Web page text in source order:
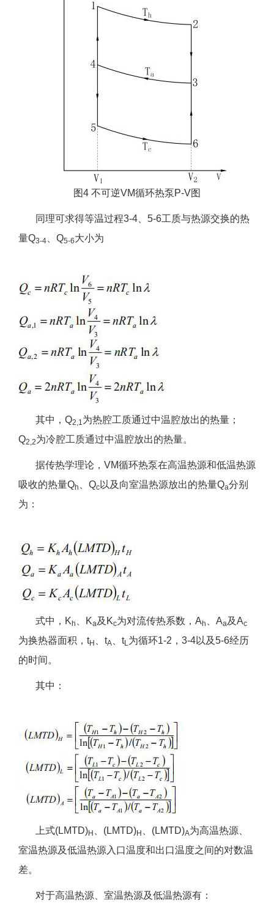
图4 不可逆VM循环热泵P-V图
同理可求得等温过程3-4、5-6工质与热源交换的热
量Q3-4 、Q5-6大小为
其中，Q2,1为热腔工质通过中温腔放出的热量；
Q2,2为冷腔工质通过中温腔放出的热量。
据传热学理论，VM循环热泵在高温热源和低温热源
吸收的热量Qh 、Qc 以及向室温热源放出的热量Qa分别
为：
式中，K h 、Ka及Kc为对流传热系数，A h 、Aa及Ac
为换热器面积，tH 、tA 、tL为循环1-2，3-4以及5-6经历
的时间。
其中：
上式(LMTD)H 、(LMTD)H 、(LMTD)A为高温热源、
室温热源及低温热源入口温度和出口温度之间的对数温
差。
对于高温热源、室温热源及低温热源有：